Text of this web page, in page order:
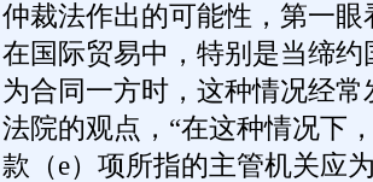
仲裁法作出的可能性，第一
在国际贸易中，特别是当缔
为合同一方时，这种情况经
法院的观点，“在这种情况下
款（e）项所指的主管机关应